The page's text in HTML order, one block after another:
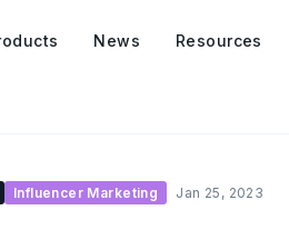
News Resources
Influencer Marketing Jan 25, 2023